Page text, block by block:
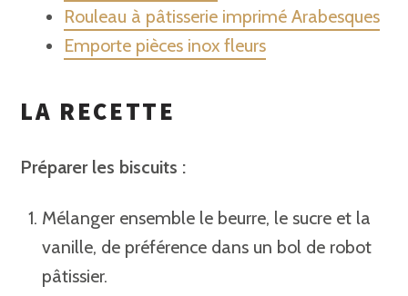
Rouleau à pâtisserie imprimé Arabesques
Emporte pièces inox fleurs
LA RECETTE
Préparer les biscuits :
Mélanger ensemble le beurre, le sucre et la
vanille, de préférence dans un bol de robot
pâtissier.